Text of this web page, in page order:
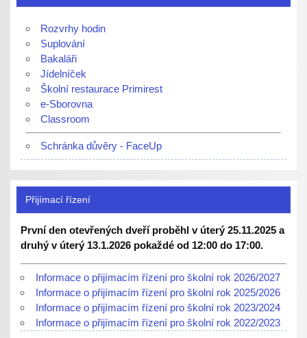
Rozvrhy hodin
Suplování
Bakaláři
Jídelníček
Školní restaurace Primirest
e-Sborovna
Classroom
Schránka důvěry - FaceUp
Přijímací řízení
První den otevřených dveří proběhl v úterý 25.11.2025 a
druhý v úterý 13.1.2026 pokaždé od 12:00 do 17:00.
Informace o přijímacím řízení pro školní rok 2026/2027
Informace o přijímacím řízení pro školní rok 2025/2026
Informace o přijímacím řízení pro školní rok 2023/2024
Informace o přijímacím řízení pro školní rok 2022/2023